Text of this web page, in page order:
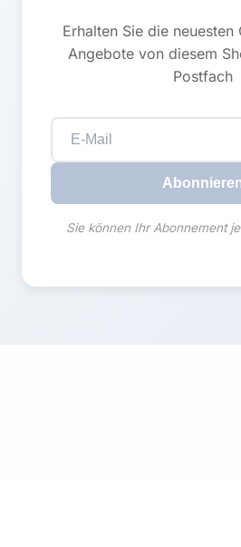
Erhalten Sie die neuesten
Angebote von diesem
Postfach
Sie können Ihr Abonnement